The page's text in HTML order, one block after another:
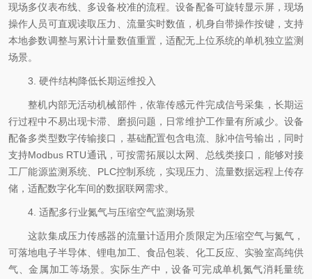
现场多仪表布线、多设备校准的流程。设备配备可旋转显示屏，现场
操作人员可直观读取压力、流量实时数值，机身自带操作按键，支持
本地参数调整与累计计量数值重置，适配无上位系统的单机独立监测
场景。
3. 硬件结构降低长期运维投入
整机内部无活动机械部件，依靠传感元件完成信号采集，长期运
行过程中不易出现卡滞、磨损问题，日常维护工作量有所减少。设备
配备多类型数字传输接口，基础配置包含电流、脉冲信号输出，同时
支持Modbus RTU通讯，可按需拓展以太网、总线类接口，能够对接
工厂能源监测系统、PLC控制系统，实现压力、流量数据远程上传存
储，适配数字化车间的数据联网需求。
4. 适配多行业氮气与压缩空气监测场景
这款集成压力传感器的流量计适用介质限定为压缩空气与氮气，
可落地电子半导体、锂电加工、食品包装、化工反应、实验室高纯供
气、金属加工等场景。实际生产中，设备可完成单机氮气消耗量统